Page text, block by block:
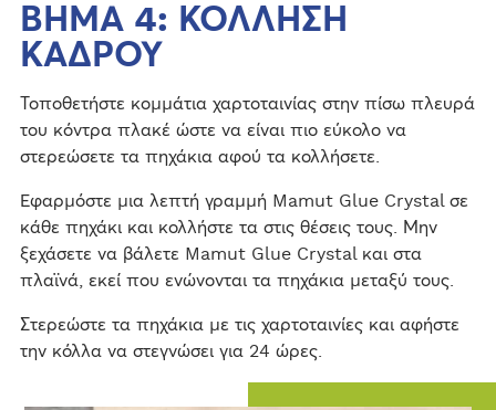
ΒΗΜΑ 4: ΚΟΛΛΗΣΗ
ΚΑΔΡΟΥ
Τοποθετήστε κομμάτια χαρτοταινίας στην πίσω πλευρά
του κόντρα πλακέ ώστε να είναι πιο εύκολο να
στερεώσετε τα πηχάκια αφού τα κολλήσετε.
Εφαρμόστε μια λεπτή γραμμή Mamut Glue Crystal σε
κάθε πηχάκι και κολλήστε τα στις θέσεις τους. Μην
ξεχάσετε να βάλετε Mamut Glue Crystal και στα
πλαϊνά, εκεί που ενώνονται τα πηχάκια μεταξύ τους.
Στερεώστε τα πηχάκια με τις χαρτοταινίες και αφήστε
την κόλλα να στεγνώσει για 24 ώρες.